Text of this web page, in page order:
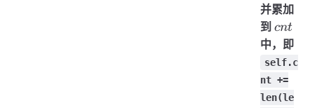
并累加
到 cnt
cnt
中，即
self.c
nt +=
len(le